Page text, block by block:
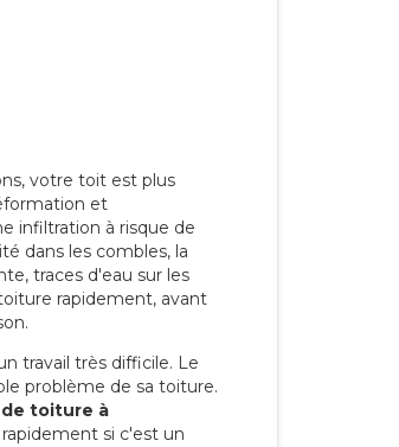
votre toit est plus
et
infiltration à risque de
dans les combles, la
traces d'eau sur les
rapidement, avant
travail très difficile. Le
problème de sa toiture.
toiture à
si c'est un